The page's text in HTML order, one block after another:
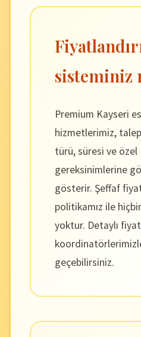
sisteminiz
Premium Kayseri
hizmetlerimiz,
türü, süresi ve özel
gereksinimlerine
gösterir. Şeffaf
politikamız ile
yoktur. Detaylı
geçebilirsiniz.